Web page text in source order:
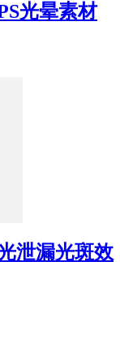
光晕素材
泄漏光斑效